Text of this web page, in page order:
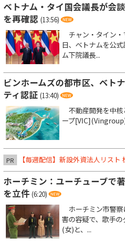
ベトナム・タイ国会議長が会
を再確認 (13:56)
チャン・タイン・
日、ベトナムを公
ム下院議長...
ビンホームズの都市区、ベト
ティ認証 (13:40)
不動産開発を中核
ープ
PR 【毎週配信】新設外資法人リスト
ホーチミン：ユーチューブで
を立件 (6:20)
ホーチミン市警察
害の容疑で、歌手
(女)と、...